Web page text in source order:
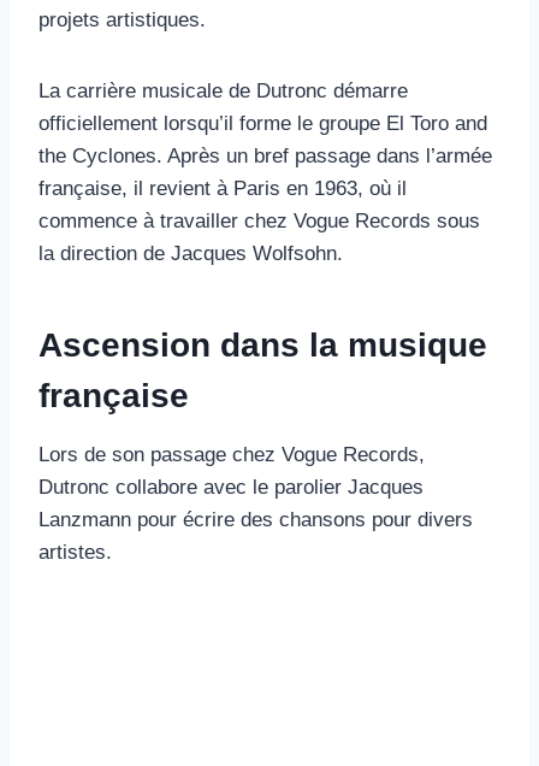
projets artistiques.
La carrière musicale de Dutronc démarre
officiellement lorsqu’il forme le groupe El Toro and
the Cyclones. Après un bref passage dans l’armée
française, il revient à Paris en 1963, où il
commence à travailler chez Vogue Records sous
la direction de Jacques Wolfsohn.
Ascension dans la musique
française
Lors de son passage chez Vogue Records,
Dutronc collabore avec le parolier Jacques
Lanzmann pour écrire des chansons pour divers
artistes.